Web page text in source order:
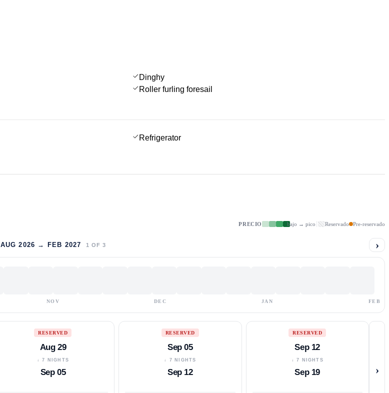
Dinghy
Roller furling foresail
Refrigerator
PRECIO bajo → pico Reservado Pre-reservado
AUG 2026 → FEB 2027 1 OF 3 ›
NOV DEC JAN FEB
RESERVED
Aug 29
↓ 7 NIGHTS
Sep 05
RESERVED
Sep 05
↓ 7 NIGHTS
Sep 12
RESERVED
Sep 12
↓ 7 NIGHTS
Sep 19 ›